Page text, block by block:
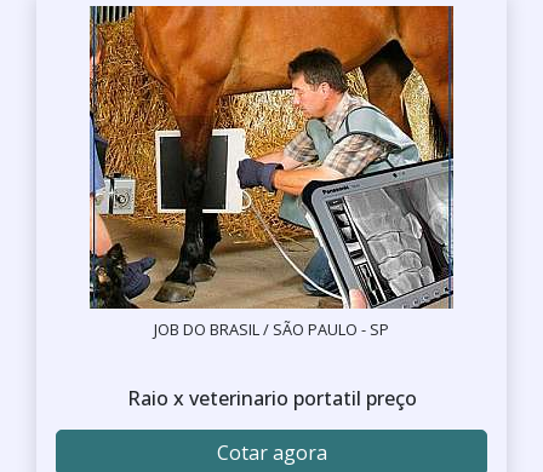
JOB DO BRASIL / SÃO PAULO - SP
Raio x veterinario portatil preço
Cotar agora